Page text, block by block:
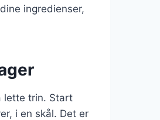
ingredienser,
lette trin. Start
i en skål. Det er